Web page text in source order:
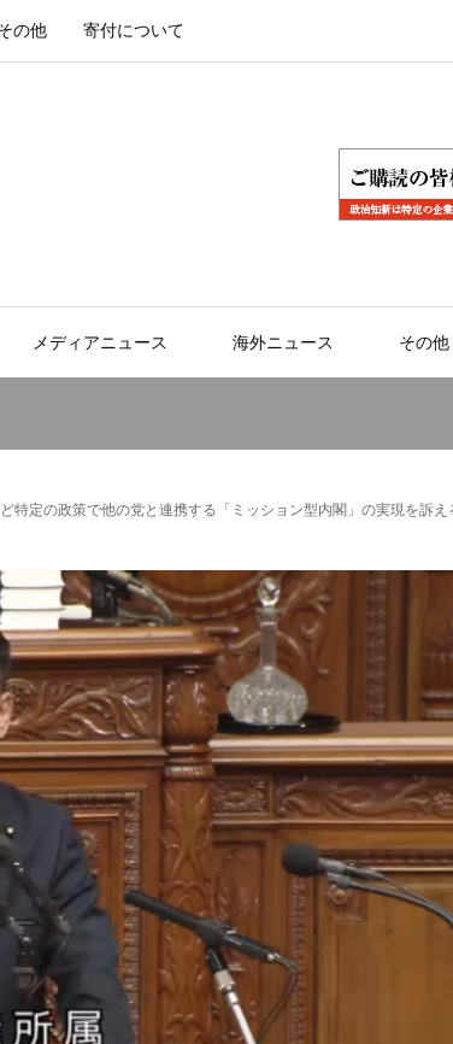
の他 寄付について
メディアニュース 海外ニュース その他
特定の政策で他の党と連携する「ミッション型内閣」の実現を訴